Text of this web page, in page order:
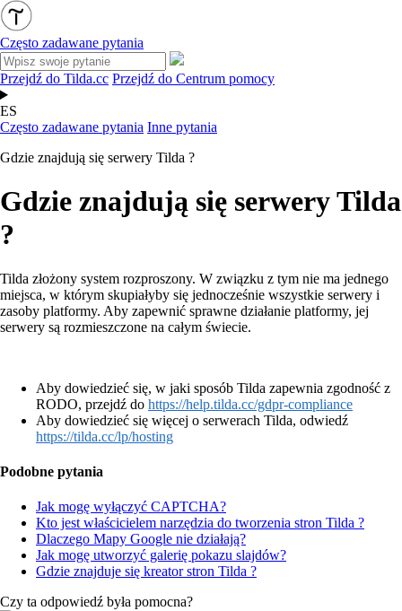
Często zadawane pytania
Przejdź do Tilda.cc Przejdź do Centrum pomocy
ES
Często zadawane pytania Inne pytania
Gdzie znajdują się serwery Tilda ?
Gdzie znajdują się serwery Tilda
?
Tilda złożony system rozproszony. W związku z tym nie ma jednego
miejsca, w którym skupiałyby się jednocześnie wszystkie serwery i
zasoby platformy. Aby zapewnić sprawne działanie platformy, jej
serwery są rozmieszczone na całym świecie.
Aby dowiedzieć się, w jaki sposób Tilda zapewnia zgodność z
RODO, przejdź do https://help.tilda.cc/gdpr-compliance
Aby dowiedzieć się więcej o serwerach Tilda, odwiedź
https://tilda.cc/lp/hosting
Podobne pytania
Jak mogę wyłączyć CAPTCHA?
Kto jest właścicielem narzędzia do tworzenia stron Tilda ?
Dlaczego Mapy Google nie działają?
Jak mogę utworzyć galerię pokazu slajdów?
Gdzie znajduje się kreator stron Tilda ?
Czy ta odpowiedź była pomocna?